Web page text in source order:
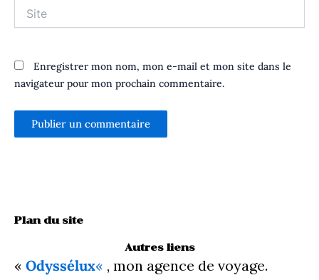
Enregistrer mon nom, mon e-mail et mon site dans le
navigateur pour mon prochain commentaire.
Plan du site
Autres liens
« Odyssélux« , mon agence de voyage.